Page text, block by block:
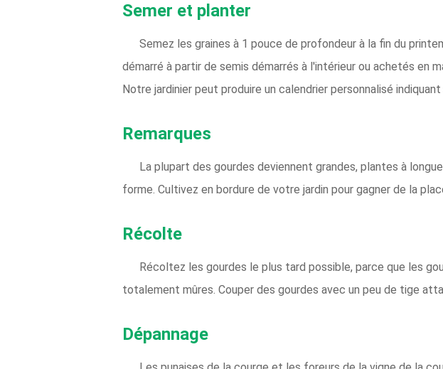
Semer et planter
Semez les graines à 1 pouce de profondeur à la fin du
démarré à partir de semis démarrés à l'intérieur ou achetés en
Notre jardinier peut produire un calendrier personnalisé
Remarques
La plupart des gourdes deviennent grandes, plantes à
forme. Cultivez en bordure de votre jardin pour gagner de la
Récolte
Récoltez les gourdes le plus tard possible, parce que les
totalement mûres. Couper des gourdes avec un peu de tige
Dépannage